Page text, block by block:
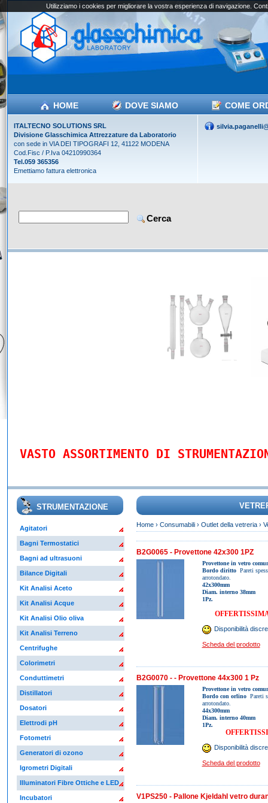
HOME DOVE SIAMO COME
ITALTECNO SOLUTIONS SRL
Divisione Glasschimica Attrezzature da Laboratorio
con sede in VIA DEI TIPOGRAFI 12, 41122 MODENA
Cod.Fisc / P.Iva 04210990364
Tel.059 365356
Emettiamo fattura elettronica
VASTO ASSORTIMENTO DI
STRUMENTAZIONE
Agitatori
Bagni Termostatici
Bagni ad ultrasuoni
Bilance Digitali
Kit Analisi Aceto
Kit Analisi Acque
Kit Analisi Olio oliva
Kit Analisi Terreno
Centrifughe
Colorimetri
Conduttimetri
Distillatori
Dosatori
Elettrodi pH
Fotometri
Generatori di ozono
Igrometri Digitali
Illuminatori Fibre Ottiche e LED
Incubatori
Home› Consumabili› Outlet della vetreria›
B2G0065 - Provettone 42x300 1PZ
Provettone in vetro
Bordo dirittoPareti
arrotondato.
42x300mm
Diam. interno 38mm
1Pz.
Disponibilità
Scheda del prodotto
B2G0070 - - Provettone 44x300 1 Pz
Provettone in vetro
Bordo con orlinoPareti
arrotondato.
44x300mm
Diam. interno 40mm
1Pz.
Disponibilità
Scheda del prodotto
V1PS250 - Pallone Kjeldahl vetro
Utilizziamo i cookies per migliorare la vostra esperienza di navigazione.